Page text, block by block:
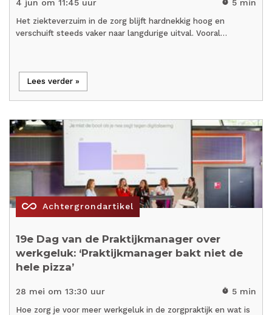
4 jun om 11:45 uur timer 5 min
Het ziekteverzuim in de zorg blijft hardnekkig hoog en
verschuift steeds vaker naar langdurige uitval. Vooral…
Lees verder »
all_inclusive Achtergrondartikel
19e Dag van de Praktijkmanager over
werkgeluk: ‘Praktijkmanager bakt niet de
hele pizza’
28 mei om 13:30 uur timer 5 min
Hoe zorg je voor meer werkgeluk in de zorgpraktijk en wat is